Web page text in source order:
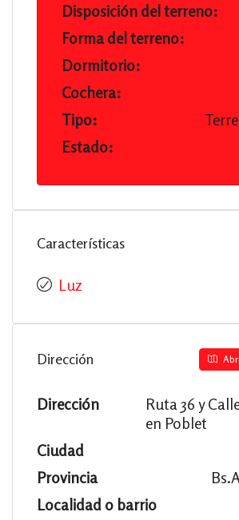
Disposición del terreno:
Forma del terreno:
Dormitorio:
Cochera:
Tipo:
Estado:
Características
Luz
Dirección
Dirección
Ruta 36 y
en Poblet
Ciudad
Provincia
Localidad o barrio